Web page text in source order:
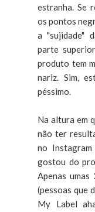
estranha. Se
os pontos
a "sujidade"
parte
produto tem
nariz. Sim,
péssimo.
Na altura em
não ter
no
gostou do
Apenas umas
(pessoas que
My Label